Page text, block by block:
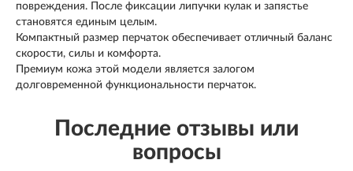
повреждения. После фиксации липучки кулак и запястье
становятся единым целым.
Компактный размер перчаток обеспечивает отличный баланс
скорости, силы и комфорта.
Премиум кожа этой модели является залогом
долговременной функциональности перчаток.
Последние отзывы или
вопросы